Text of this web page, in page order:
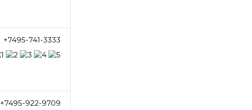
+7495-741-3333
+7495-922-9709